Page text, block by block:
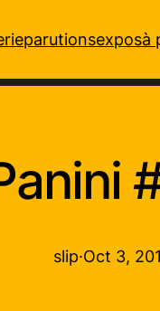
parutionsexposà
slip·Oct 3,